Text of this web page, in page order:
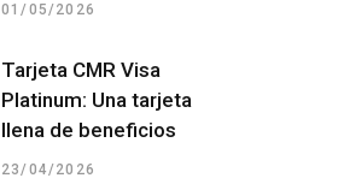
01/05/2026
Tarjeta CMR Visa
Platinum: Una tarjeta
llena de beneficios
23/04/2026